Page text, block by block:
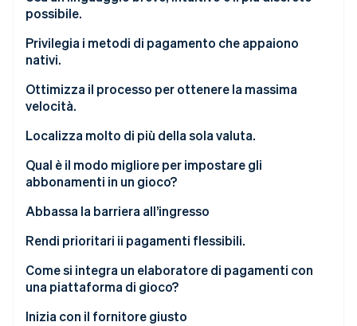
possibile.
Privilegia i metodi di pagamento che appaiono
nativi.
Ottimizza il processo per ottenere la massima
velocità.
Fai sentire sicuri i giocatori
Localizza molto di più della sola valuta.
Integra i pagamenti nel gioco
Qual è il modo migliore per impostare gli
abbonamenti in un gioco?
Costruisci livelli che corrispondono al modo in cui i
Abbassa la barriera all’ingresso
Permetti ai giocatori di gestire i loro abbonamenti.
Rendi prioritari ii pagamenti flessibili.
Automatizza il ciclo di fatturazione e comunica in
modo chiaro
Coltivare le relazioni con i clienti
Come si integra un elaboratore di pagamenti con
una piattaforma di gioco?
Inizia con il fornitore giusto